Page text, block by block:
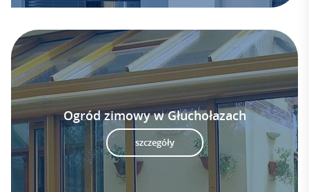
Ogród zimowy w Głuchołazach
szczegóły